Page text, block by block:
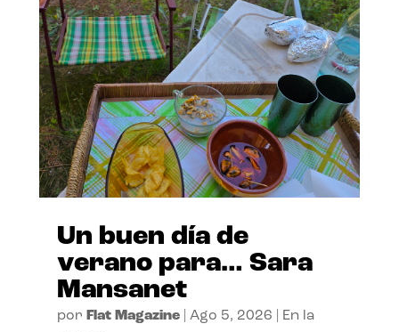
Un buen día de
verano para… Sara
Mansanet
por Flat Magazine| Ago 5, 2026
En la